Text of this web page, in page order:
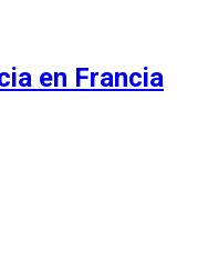
en Francia